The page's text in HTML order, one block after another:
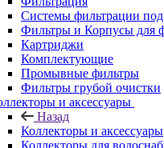
Системы фильтрации
Фильтры и Корпусы для
Картриджи
Комплектующие
Промывные фильтры
Фильтры грубой очистки
и аксессуары
Назад
Коллекторы и аксессуары
Коллекторы для